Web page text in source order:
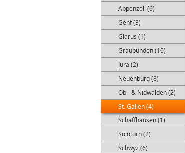
Appenzell (6)
Genf (3)
Glarus (1)
Graubünden (10)
Jura (2)
Neuenburg (8)
Ob - & Nidwalden (2)
St. Gallen (4)
Schaffhausen (1)
Soloturn (2)
Schwyz (6)